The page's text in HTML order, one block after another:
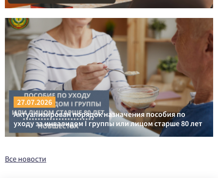
27.07.2026
Актуализирован порядок назначения пособия по
уходу за инвалидом I группы или лицом старше 80 лет
Все новости